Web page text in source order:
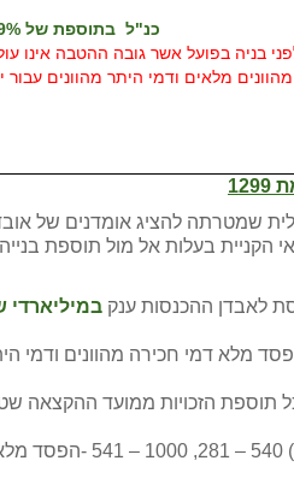
כנ"ל בתוספת של 9% מערך הקרקע
מלאים ודמי היתר מהוונים עבור
להציג אומדנים של אובדן
לאבדן ההכנסות ענק במיליארדי
תוספת הזכויות ממועד ההקצאה
כל המגרשים בבניה